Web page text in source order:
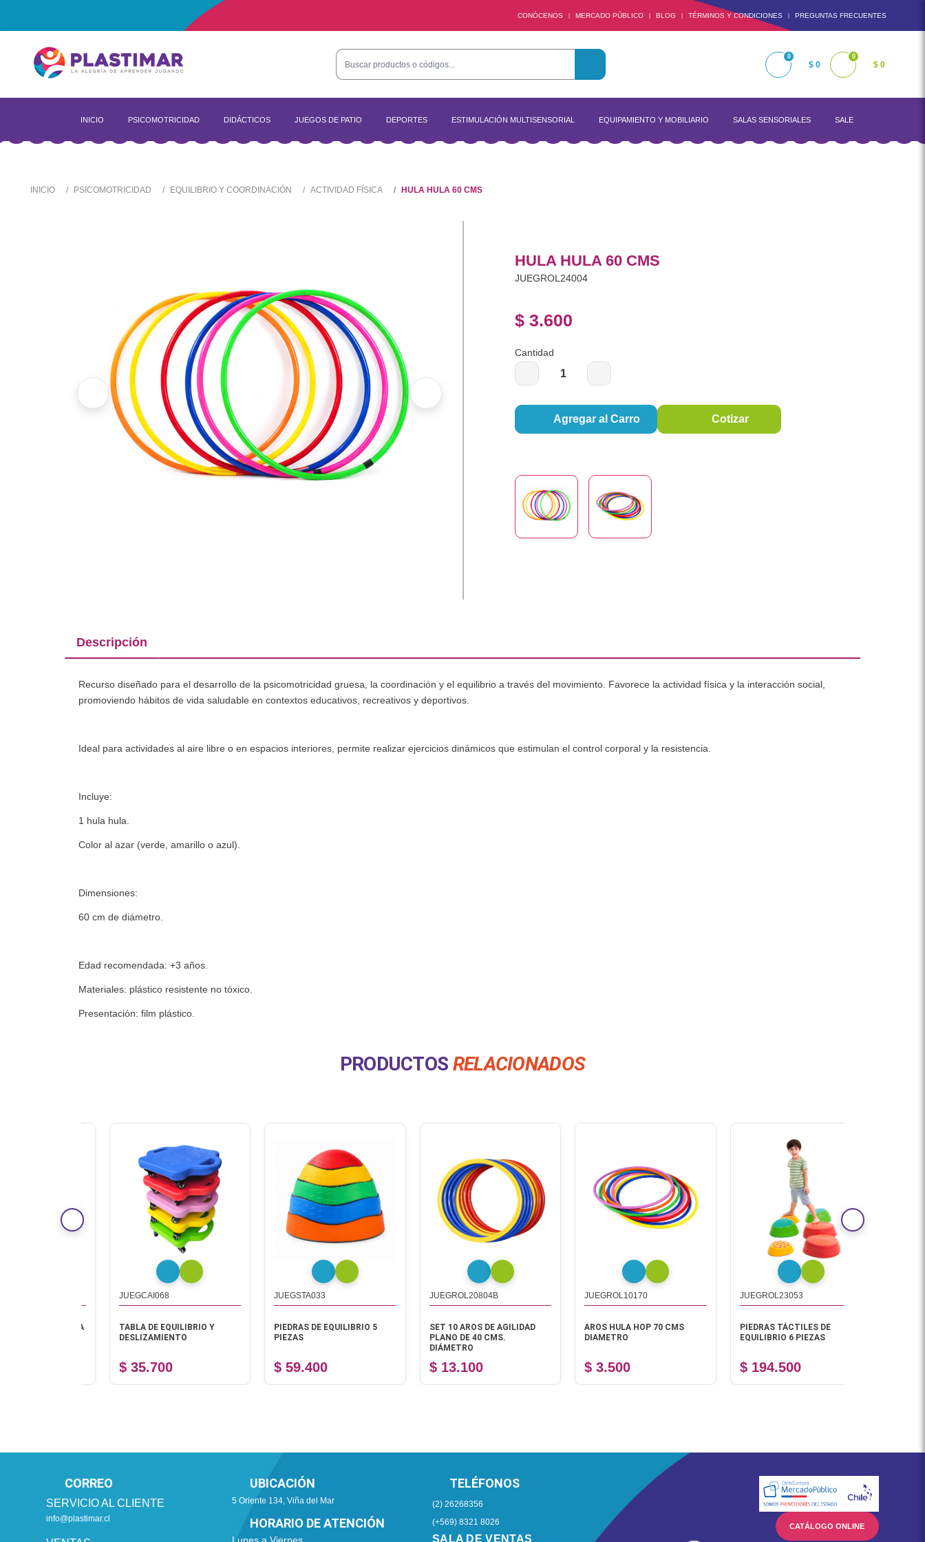
CONÓCENOS | MERCADO PÚBLICO | BLOG | TÉRMINOS Y CONDICIONES | PREGUNTAS FRECUENTES
0
$ 0
0
$ 0
INICIO PSICOMOTRICIDAD DIDÁCTICOS JUEGOS DE PATIO DEPORTES ESTIMULACIÓN MULTISENSORIAL EQUIPAMIENTO Y MOBILIARIO SALAS SENSORIALES SALE
INICIO PSICOMOTRICIDAD EQUILIBRIO Y COORDINACIÓN ACTIVIDAD FÍSICA HULA HULA 60 CMS
HULA HULA 60 CMS
JUEGROL24004
$ 3.600
Cantidad
Agregar al Carro Cotizar
Descripción
Recurso diseñado para el desarrollo de la psicomotricidad gruesa, la coordinación y el equilibrio a través del movimiento. Favorece la actividad física y la interacción social,
promoviendo hábitos de vida saludable en contextos educativos, recreativos y deportivos.
Ideal para actividades al aire libre o en espacios interiores, permite realizar ejercicios dinámicos que estimulan el control corporal y la resistencia.
Incluye:
1 hula hula.
Color al azar (verde, amarillo o azul).
Dimensiones:
60 cm de diámetro.
Edad recomendada: +3 años.
Materiales: plástico resistente no tóxico.
Presentación: film plástico.
PRODUCTOS RELACIONADOS
JUEGCAI068
TABLA DE EQUILIBRIO Y
DESLIZAMIENTO
$ 35.700
JUEGSTA033
PIEDRAS DE EQUILIBRIO 5
PIEZAS
$ 59.400
JUEGROL20804B
SET 10 AROS DE AGILIDAD
PLANO DE 40 CMS.
DIÁMETRO
$ 13.100
JUEGROL10170
AROS HULA HOP 70 CMS
DIAMETRO
$ 3.500
JUEGROL23053
PIEDRAS TÁCTILES DE
EQUILIBRIO 6 PIEZAS
$ 194.500
CORREO
SERVICIO AL CLIENTE
info@plastimar.cl
TELÉFONOS
(2) 26268356
(+569) 8321 8026
SALA DE VENTAS
UBICACIÓN
5 Oriente 134, Viña del Mar
HORARIO DE ATENCIÓN CATÁLOGO ONLINE